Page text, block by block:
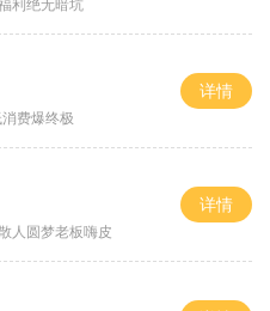
利绝无暗坑
费爆终极
详情
人圆梦老板嗨皮
详情